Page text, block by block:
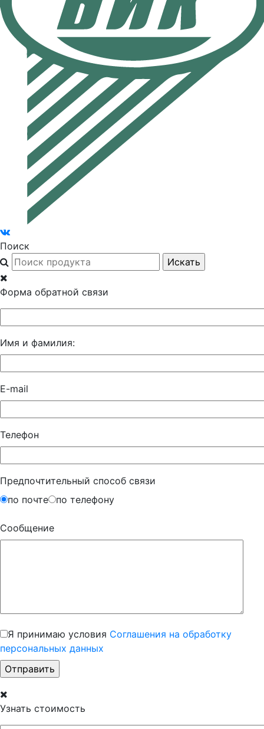
Поиск
Форма обратной связи
Имя и фамилия:
E-mail
Телефон
Предпочтительный способ связи
по почте
по телефону
Сообщение
Я принимаю условия Соглашения на обработку
персональных данных
Узнать стоимость